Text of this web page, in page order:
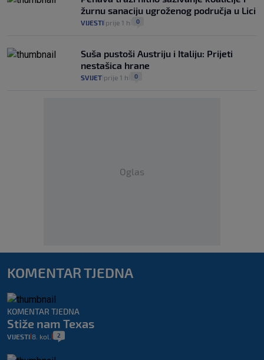
žurnu sanaciju ugroženog područja u Lici
VIJESTI prije 1 h 0
Suša pustoši Austriju i Italiju: Prijeti
nestašica hrane
SVIJET prije 1 h 0
Oglas
KOMENTAR TJEDNA
KOMENTAR TJEDNA
Stiže nam Texas
VIJESTI 8. kol. 2